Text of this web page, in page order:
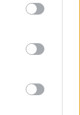
ce n'é...lire la
0 réactions